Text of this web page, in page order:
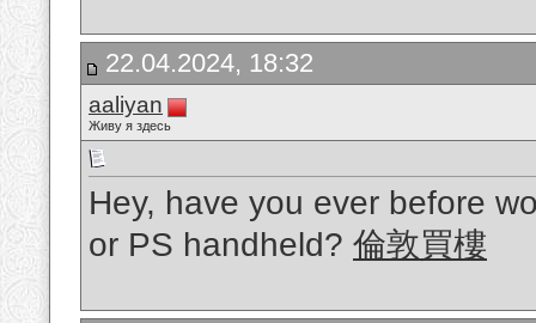
22.04.2024, 18:32
aaliyan
Живу я здесь
Hey, have you ever before
or PS handheld? 倫敦買樓